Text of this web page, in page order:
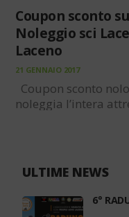
8.00 Partenza
54 km[distance1]
Coupon sconto
Noleggio sci
Laceno
21 GENNAIO 2017
Coupon sconto
noleggia l’intera
ULTIME NEWS
6°